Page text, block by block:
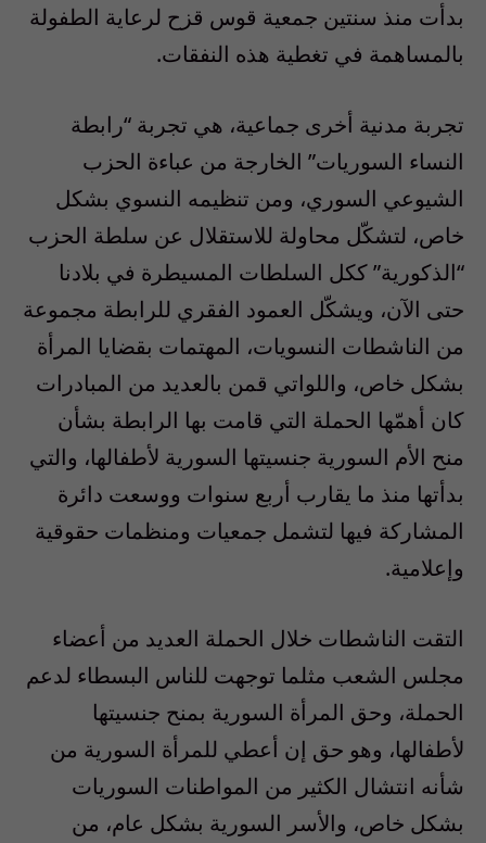
بدأت منذ سنتين جمعية قوس قزح لرعاية الطفولة
بالمساهمة في تغطية هذه النفقات.
تجربة مدنية أخرى جماعية، هي تجربة “رابطة
النساء السوريات” الخارجة من عباءة الحزب
الشيوعي السوري، ومن تنظيمه النسوي بشكل
خاص، لتشكّل محاولة للاستقلال عن سلطة الحزب
“الذكورية” ككل السلطات المسيطرة في بلادنا
حتى الآن، ويشكّل العمود الفقري للرابطة مجموعة
من الناشطات النسويات، المهتمات بقضايا المرأة
بشكل خاص، واللواتي قمن بالعديد من المبادرات
كان أهمّها الحملة التي قامت بها الرابطة بشأن
منح الأم السورية جنسيتها السورية لأطفالها، والتي
بدأتها منذ ما يقارب أربع سنوات ووسعت دائرة
المشاركة فيها لتشمل جمعيات ومنظمات حقوقية
وإعلامية.
التقت الناشطات خلال الحملة العديد من أعضاء
مجلس الشعب مثلما توجهت للناس البسطاء لدعم
الحملة، وحق المرأة السورية بمنح جنسيتها
لأطفالها، وهو حق إن أعطي للمرأة السورية من
شأنه انتشال الكثير من المواطنات السوريات
بشكل خاص، والأسر السورية بشكل عام، من